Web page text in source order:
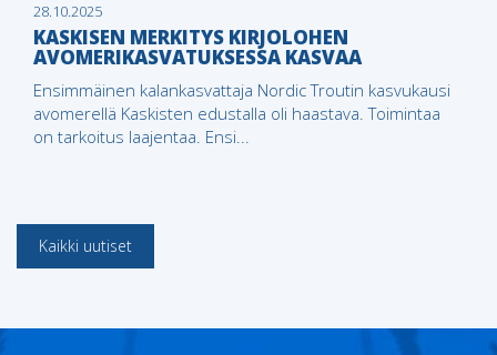
28.10.2025
KASKISEN MERKITYS KIRJOLOHEN
AVOMERIKASVATUKSESSA KASVAA
Ensimmäinen kalankasvattaja Nordic Troutin kasvukausi
avomerellä Kaskisten edustalla oli haastava. Toimintaa
on tarkoitus laajentaa. Ensi...
Kaikki uutiset